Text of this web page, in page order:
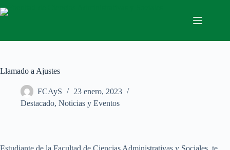
al
Llamado a Ajustes
FCAyS
23 enero, 2023
Destacado, Noticias y Eventos
Estudiante de la Facultad de Ciencias Administrativas y Sociales, te